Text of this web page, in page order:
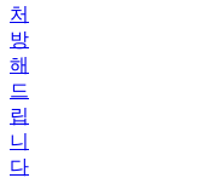
처
방
해
드
립
니
다